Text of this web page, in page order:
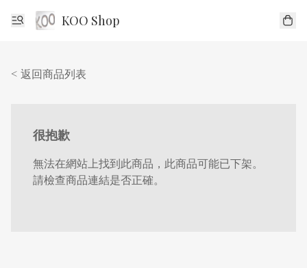
KOO Shop
< 返回商品列表
很抱歉
無法在網站上找到此商品，此商品可能已下架。
請檢查商品連結是否正確。